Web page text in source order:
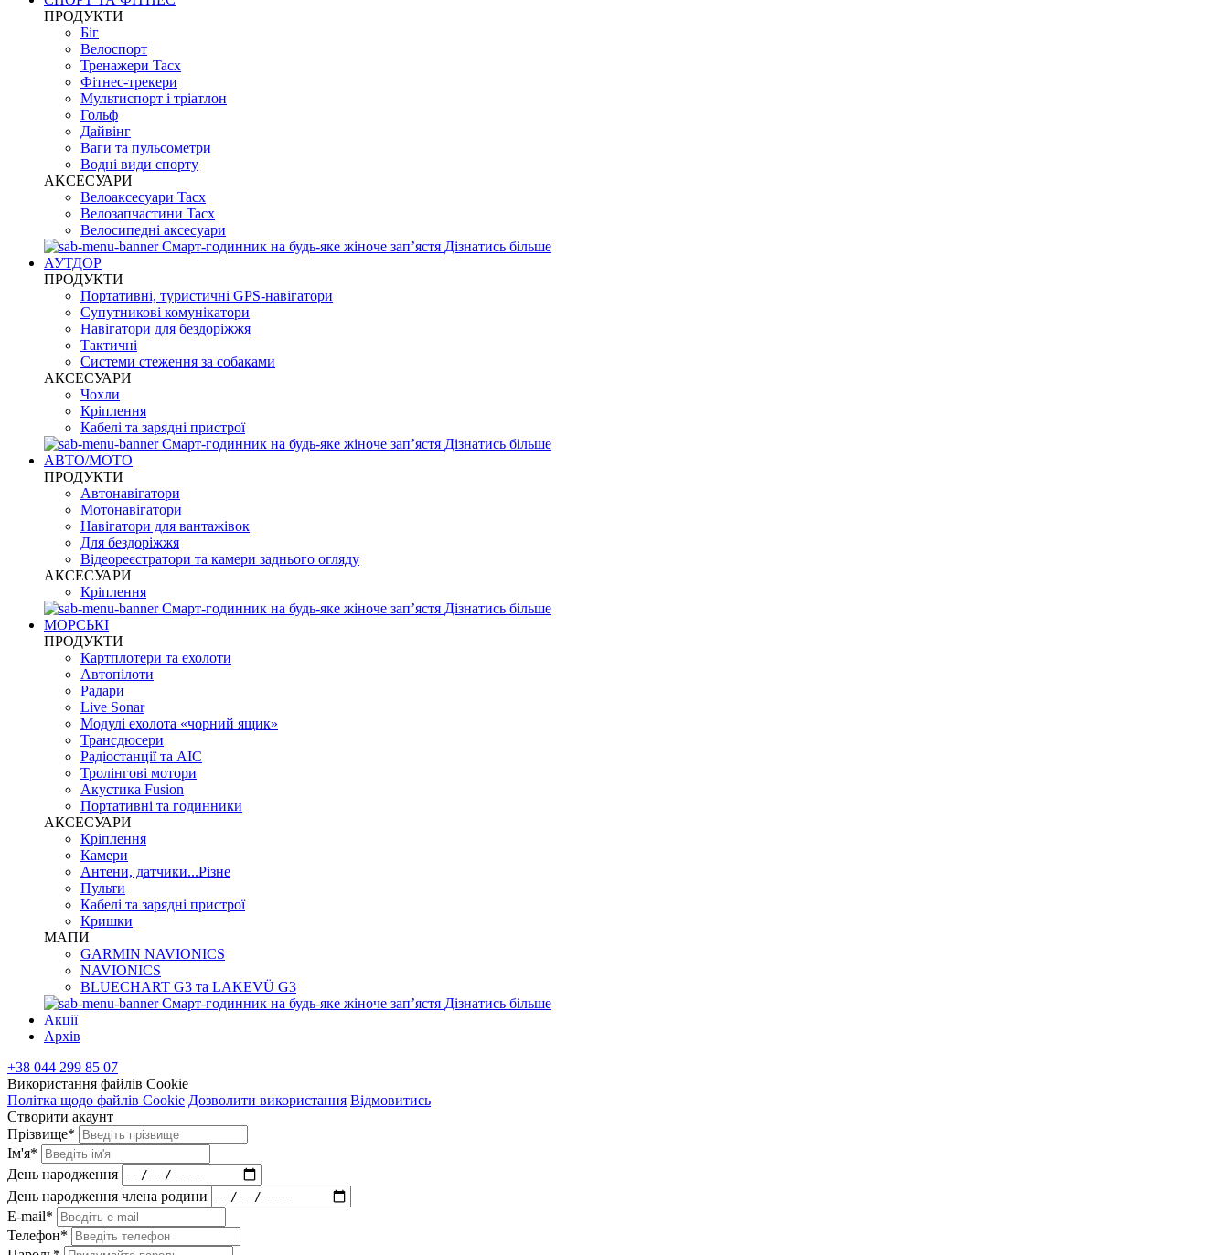
ПРОДУКТИ
Біг
Велоспорт
Тренажери Tacx
Фітнес-трекери
Мультиспорт і тріатлон
Гольф
Дайвінг
Ваги та пульсометри
Водні види спорту
AKCЕСУАРИ
Велоаксесуари Tacx
Велозапчастини Tacx
Велосипедні аксесуари
Смарт-годинник на будь-яке жіноче запʼястя Дізнатись більше
АУТДОР
ПРОДУКТИ
Портативні, туристичні GPS-навігатори
Супутникові комунікатори
Навігатори для бездоріжжя
Тактичні
Системи стеження за собаками
АКСЕСУАРИ
Чохли
Кріплення
Кабелі та зарядні пристрої
Смарт-годинник на будь-яке жіноче запʼястя Дізнатись більше
АВТО/МОТО
ПРОДУКТИ
Автонавігатори
Мотонавігатори
Навігатори для вантажівок
Для бездоріжжя
Відеореєстратори та камери заднього огляду
АКСЕСУАРИ
Кріплення
Смарт-годинник на будь-яке жіноче запʼястя Дізнатись більше
МОРСЬКІ
ПРОДУКТИ
Картплотери та ехолоти
Автопілоти
Радари
Live Sonar
Модулі ехолота «чорний ящик»
Трансдюсери
Радіостанції та АІС
Тролінгові мотори
Акустика Fusion
Портативні та годинники
АКСЕСУАРИ
Кріплення
Камери
Антени, датчики...Різне
Пульти
Кабелі та зарядні пристрої
Кришки
МАПИ
GARMIN NAVIONICS
NAVIONICS
BLUECHART G3 та LAKEVÜ G3
Смарт-годинник на будь-яке жіноче запʼястя Дізнатись більше
Акції
Архів
+38 044 299 85 07
Використання файлів Cookie
Політка щодо файлів Cookie Дозволити використання Відмовитись
Створити акаунт
Прізвище*
Ім'я*
День народження
День народження члена родини
E-mail*
Телефон*